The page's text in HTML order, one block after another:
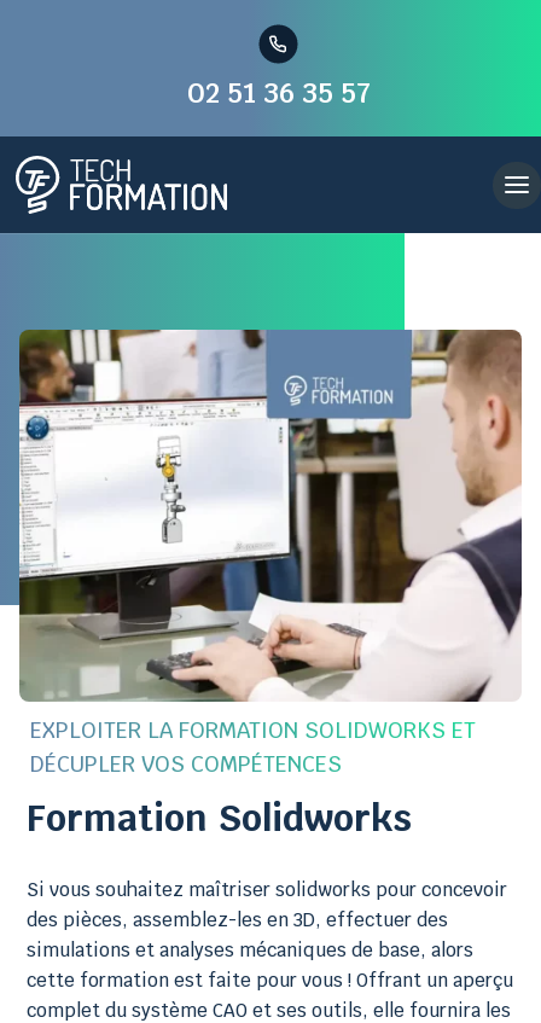
02 51 36 35 57
EXPLOITER LA FORMATION SOLIDWORKS ET
DÉCUPLER VOS COMPÉTENCES
Formation Solidworks
Si vous souhaitez maîtriser solidworks pour concevoir
des pièces, assemblez-les en 3D, effectuer des
simulations et analyses mécaniques de base, alors
cette formation est faite pour vous ! Offrant un aperçu
complet du système CAO et ses outils, elle fournira les